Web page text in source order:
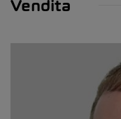
Vendita